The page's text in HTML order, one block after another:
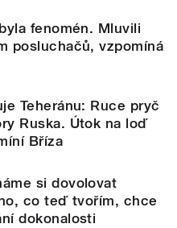
fenomén. Mluvili
posluchačů, vzpomíná
Teheránu: Ruce pryč
Ruska. Útok na loď
Bříza
si dovolovat
co teď tvořím, chce
dokonalosti